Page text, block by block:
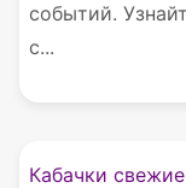
событий.
с...
Кабачки свежие